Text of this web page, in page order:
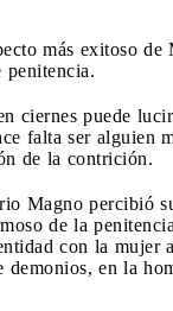
más exitoso de
penitencia.
ciernes puede
falta ser alguien
de la contrición.
Magno percibió
de la
con la mujer
demonios, en la